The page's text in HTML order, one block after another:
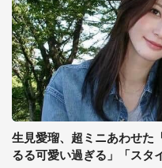
生見愛瑠、超ミニあわせた
るる可愛い過ぎる」「スタ